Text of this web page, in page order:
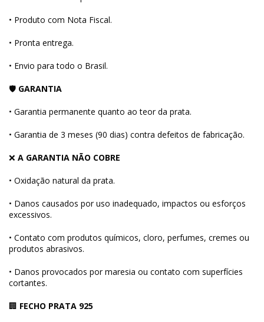
• Produto com Nota Fiscal.
• Pronta entrega.
• Envio para todo o Brasil.
🛡 GARANTIA
• Garantia permanente quanto ao teor da prata.
• Garantia de 3 meses (90 dias) contra defeitos de fabricação.
❌ A GARANTIA NÃO COBRE
• Oxidação natural da prata.
• Danos causados por uso inadequado, impactos ou esforços
excessivos.
• Contato com produtos químicos, cloro, perfumes, cremes ou
produtos abrasivos.
• Danos provocados por maresia ou contato com superfícies
cortantes.
🏢 FECHO PRATA 925